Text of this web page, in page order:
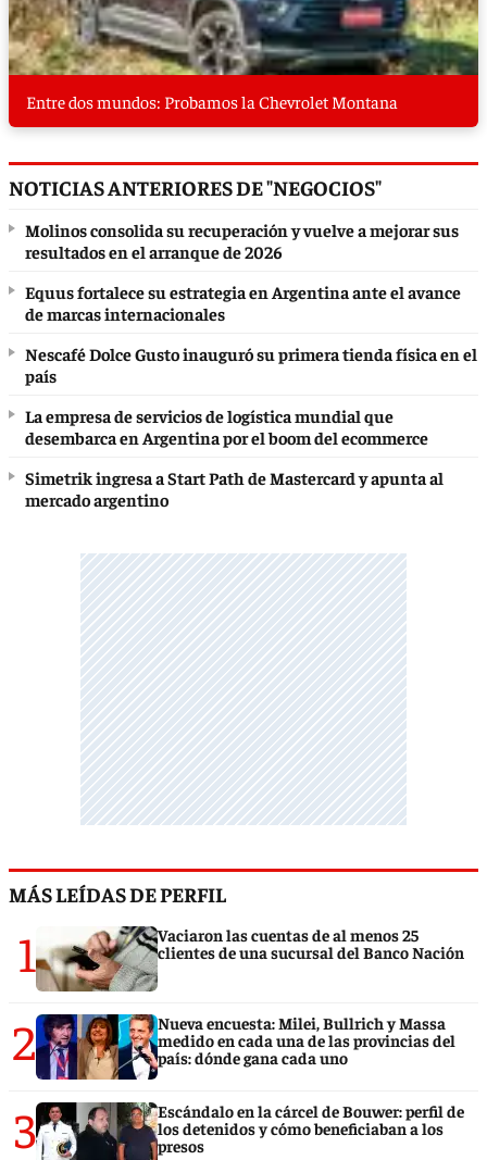
Entre dos mundos: Probamos la Chevrolet Montana
NOTICIAS ANTERIORES DE "NEGOCIOS"
Molinos consolida su recuperación y vuelve a mejorar sus
resultados en el arranque de 2026
Equus fortalece su estrategia en Argentina ante el avance
de marcas internacionales
Nescafé Dolce Gusto inauguró su primera tienda física en el
país
La empresa de servicios de logística mundial que
desembarca en Argentina por el boom del ecommerce
Simetrik ingresa a Start Path de Mastercard y apunta al
mercado argentino
MÁS LEÍDAS DE PERFIL
1
Vaciaron las cuentas de al menos 25
clientes de una sucursal del Banco Nación
2
Nueva encuesta: Milei, Bullrich y Massa
medido en cada una de las provincias del
país: dónde gana cada uno
3
Escándalo en la cárcel de Bouwer: perfil de
los detenidos y cómo beneficiaban a los
presos